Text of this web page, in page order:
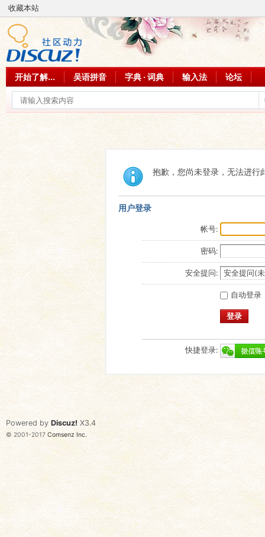
收藏本站
开始了解... 吴语拼音 字典 · 词典 输入法 论坛
抱歉，您尚未登录，无法进行
用户登录
帐号:
密码:
安全提问:
自动登录
登录
快捷登录:
Powered by Discuz! X3.4
© 2001-2017 Comsenz Inc.